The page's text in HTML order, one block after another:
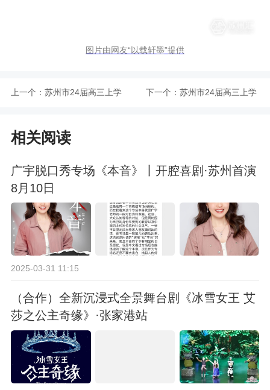
图片由网友“以载轩墨”提供
上一个： 苏州市24届高三上学 下一个： 苏州市24届高三上学
相关阅读
广宇脱口秀专场《本音》丨开腔喜剧·苏州首演
8月10日
2025-03-31 11:15
（合作）全新沉浸式全景舞台剧《冰雪女王 艾
莎之公主奇缘》·张家港站